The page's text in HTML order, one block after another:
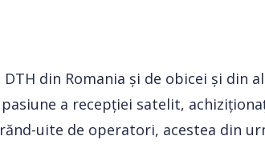
din Romania și de obicei și din
a recepției satelit,
uite de operatori, acestea din